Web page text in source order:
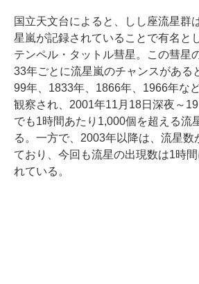
国立天文台によると、しし座流星群
星嵐が記録されていることで有名と
テンペル・タットル彗星。この彗星
33年ごとに流星嵐のチャンスがある
99年、1833年、1866年、1966年な
観察され、2001年11月18日深夜～
でも1時間あたり1,000個を超える流
る。一方で、2003年以降は、流星数
ており、今回も流星の出現数は1時
れている。